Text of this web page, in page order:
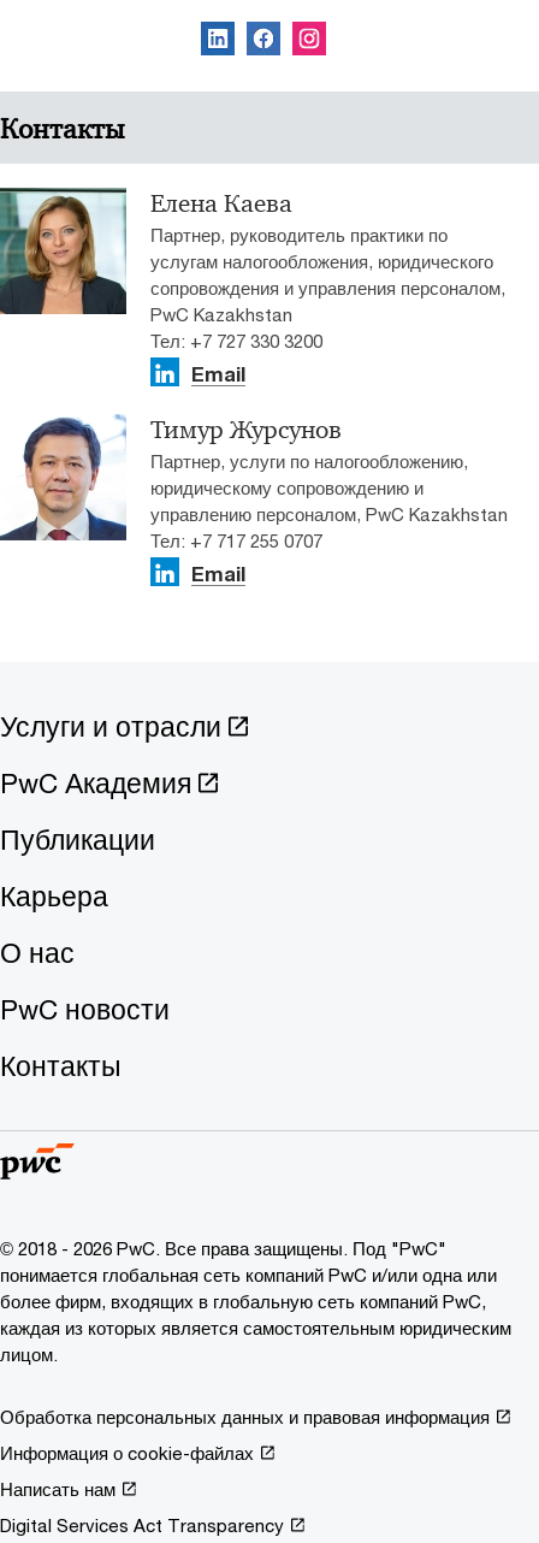
Контакты
Елена Каева
Партнер, руководитель практики по
услугам налогообложения, юридического
сопровождения и управления персоналом,
PwC Kazakhstan
Тел: +7 727 330 3200
Email
Тимур Журсунов
Партнер, услуги по налогообложению,
юридическому сопровождению и
управлению персоналом, PwC Kazakhstan
Тел: +7 717 255 0707​
Email
Услуги и отрасли
PwC Академия
Публикации
Карьера
О нас
PwC новости
Контакты
© 2018 - 2026 PwC. Все права защищены. Под "PwC"
понимается глобальная сеть компаний PwC и/или одна или
более фирм, входящих в глобальную сеть компаний PwC,
каждая из которых является самостоятельным юридическим
лицом.
Обработка персональных данных и правовая информация
Информация о cookie-файлах
Написать нам
Digital Services Act Transparency